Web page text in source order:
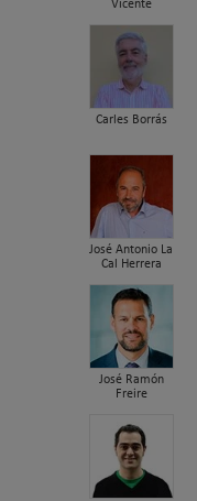
Vicente
Carles Borrás
José Antonio La
Cal Herrera
José Ramón
Freire